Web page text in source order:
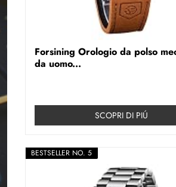
Forsining Orologio da polso
da uomo...
SCOPRI DI PIÚ
BESTSELLER NO. 5